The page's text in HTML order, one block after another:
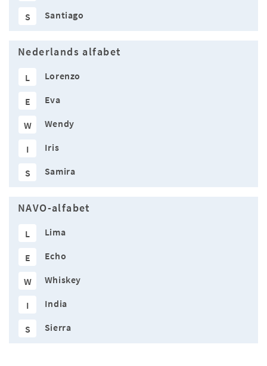
S Santiago
Nederlands alfabet
L Lorenzo
E Eva
W Wendy
I Iris
S Samira
NAVO-alfabet
L Lima
E Echo
W Whiskey
I India
S Sierra